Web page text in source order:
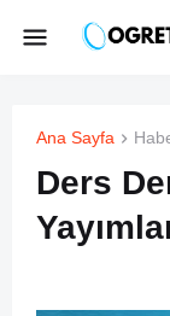
Ana Sayfa
Ders